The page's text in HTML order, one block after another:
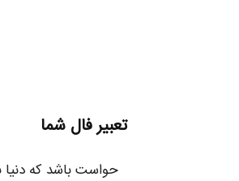
تعبیر فال شما
حواست باشد که دنیا